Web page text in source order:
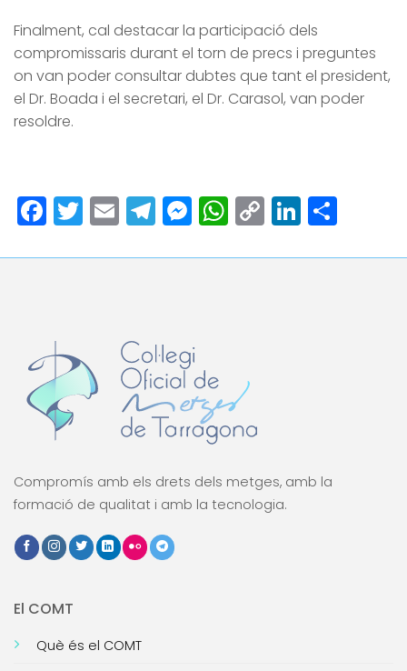
Finalment, cal destacar la participació dels
compromissaris durant el torn de precs i preguntes
on van poder consultar dubtes que tant el president,
el Dr. Boada i el secretari, el Dr. Carasol, van poder
resoldre.
Facebook
Twitter
EmailTelegram
Messenger
WhatsApp
Copy
Compromís amb els drets dels metges, amb la
formació de qualitat i amb la tecnologia.
El COMT
Què és el COMT